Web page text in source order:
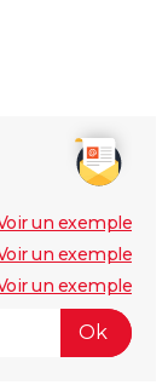
un exemple
un exemple
un exemple